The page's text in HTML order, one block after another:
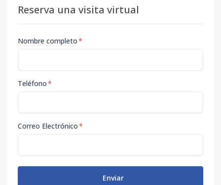
Reserva una visita virtual
Nombre completo*
Teléfono*
Correo Electrónico*
Enviar